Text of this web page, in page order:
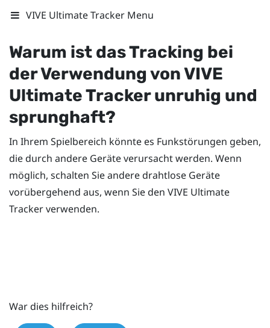
VIVE Ultimate Tracker Menu
Warum ist das Tracking bei
der Verwendung vonVIVE
Ultimate Trackerunruhig und
sprunghaft?
In Ihrem Spielbereich könnte es Funkstörungen geben,
die durch andere Geräte verursacht werden. Wenn
möglich, schalten Sie andere drahtlose Geräte
vorübergehend aus, wenn Sie den VIVE Ultimate
Trackerverwenden.
War dies hilfreich?